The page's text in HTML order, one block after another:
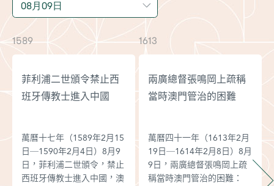
1589
菲利浦二世頒令禁止西
班牙傳教士進入中國
萬曆十七年（1589年2月15
日─1590年2月4日）8月9
日，菲利浦二世頒令，禁止
西班牙傳教士進入中國，澳
1613
兩廣總督張鳴岡上疏稱
當時澳門管治的困難
萬曆四十一年（1613年2月
19日─1614年2月8日）8月
9日，兩廣總督張鳴岡上疏
稱當時澳門管治的困難：